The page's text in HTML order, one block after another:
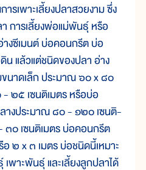
เพาะเลี้ยงปลาสวยงาม ซึ่ง
การเลี้ยงพ่อแม่พันธุ์ หรือ
างซีเมนต์ บ่อคอนกรีต บ่อ
แล้วแต่ชนิดของปลา อ่าง
นาดเล็ก ประมาณ ๖๐ x ๘๐
๒๕ เซนติเมตร หรือบ่อ
างประมาณ ๘๐ - ๑๒๐ เซนติ-
๐ เซนติเมตร บ่อคอนกรีต
๒ x ๓ เมตร บ่อชนิดนี้เหมาะ
พาะพันธุ์ และเลี้ยงลูกปลาได้